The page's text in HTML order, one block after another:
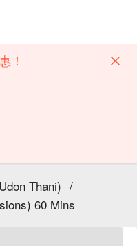
！
Thani) /
60 Mins